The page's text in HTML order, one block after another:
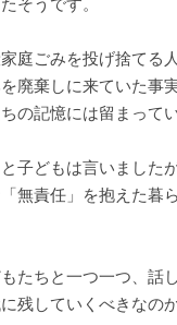
庭ごみを投げ捨てる
廃棄しに来ていた事
の記憶には留まってい
と子どもは言いました
無責任」を抱えた暮
たちと一つ一つ、話
残していくべきなの